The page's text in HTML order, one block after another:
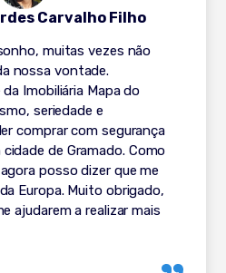
muitas vezes não
nossa vontade.
Imobiliária Mapa do
seriedade e
comprar com segurança
de Gramado. Como
posso dizer que me
Europa. Muito obrigado,
ajudarem a realizar mais
Carvalho Filho